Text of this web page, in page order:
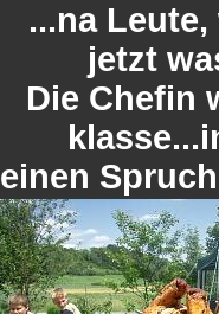
...na
jetzt
Die Chefin
einen